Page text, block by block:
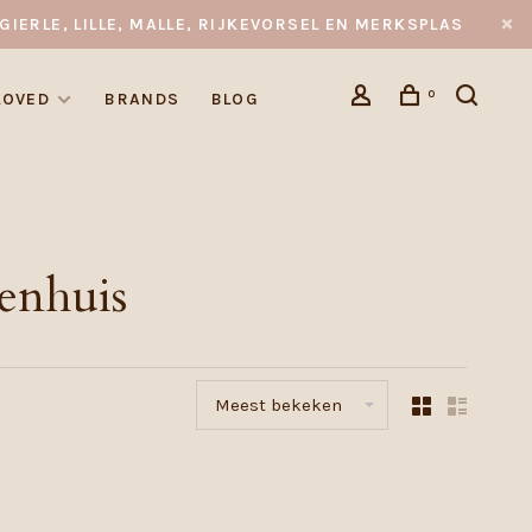
LILLE, MALLE, RIJKEVORSEL EN MERKSPLAS
BRANDS BLOG 0
Meest bekeken